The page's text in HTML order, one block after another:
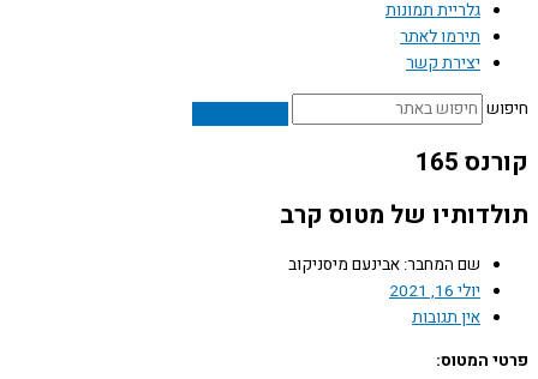
גלריית תמונות
תירמו לאתר
יצירת קשר
165
של מטוס קרב
שם המחבר: אבינעם מיסניקוב
יולי 16, 2021
אין תגובות
המטוס: